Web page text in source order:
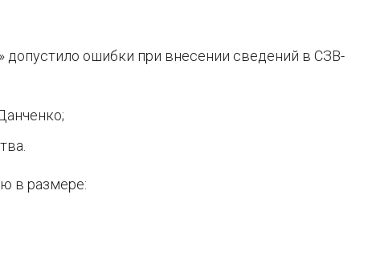
допустило ошибки при внесении сведений в СЗВ-
в размере: